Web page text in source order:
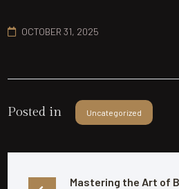
OCTOBER 31, 2025
Posted in Uncategorized
Mastering the Art of